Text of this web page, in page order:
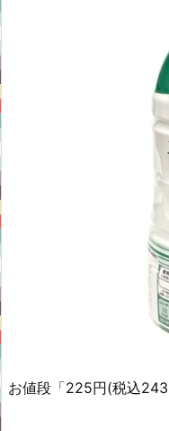
お値段「225円(税込243